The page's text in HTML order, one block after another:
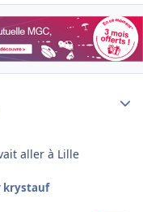
aller à Lille
krystauf